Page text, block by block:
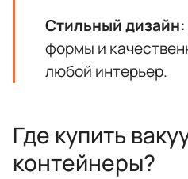
Стильный дизайн:
формы и
любой интерьер.
Где купить
контейнеры?